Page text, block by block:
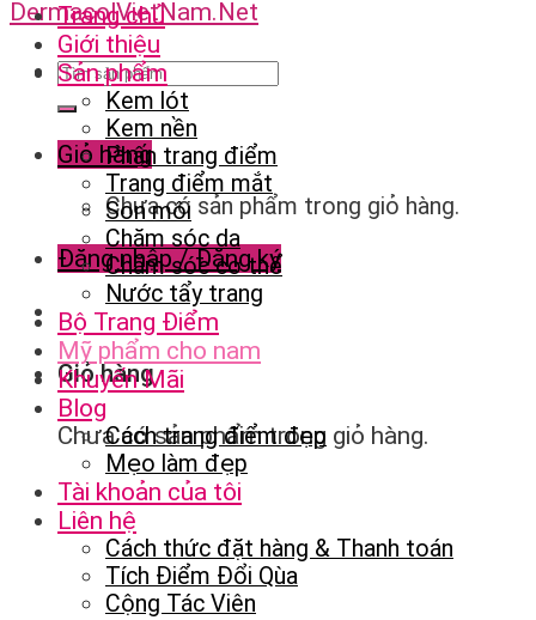
Giỏ hàng
Chưa có sản phẩm trong giỏ hàng.
Đăng nhập / Đăng ký
Giỏ hàng
Chưa có sản phẩm trong giỏ hàng.
Trang chủ
Giới thiệu
Sản phẩm
Kem lót
Kem nền
Phấn trang điểm
Trang điểm mắt
Son môi
Chăm sóc da
Chăm sóc cơ thể
Nước tẩy trang
Bộ Trang Điểm
Mỹ phẩm cho nam
Khuyến Mãi
Blog
Cách trang điểm đẹp
Mẹo làm đẹp
Tài khoản của tôi
Liên hệ
Cách thức đặt hàng & Thanh toán
Tích Điểm Đổi Qùa
Cộng Tác Viên